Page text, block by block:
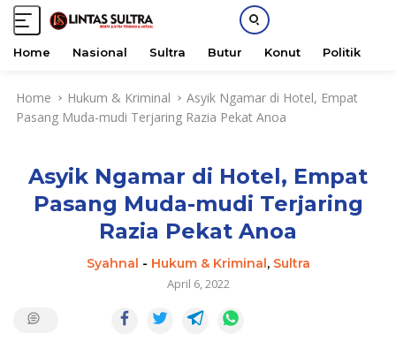
Home Nasional Sultra Butur Konut Politik
Home Hukum & Kriminal
Asyik Ngamar di Hotel, Empat
Pasang Muda-mudi Terjaring Razia Pekat Anoa
Asyik Ngamar di Hotel, Empat
Pasang Muda-mudi Terjaring
Razia Pekat Anoa
Syahnal - Hukum & Kriminal, Sultra
April 6, 2022